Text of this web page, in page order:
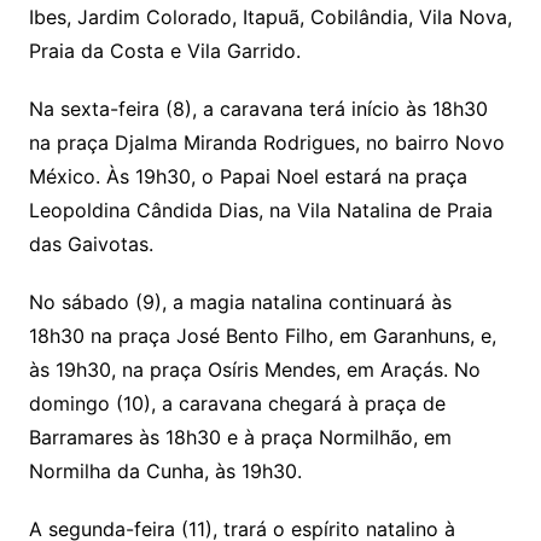
Ibes, Jardim Colorado, Itapuã, Cobilândia, Vila Nova,
Praia da Costa e Vila Garrido.
Na sexta-feira (8), a caravana terá início às 18h30
na praça Djalma Miranda Rodrigues, no bairro Novo
México. Às 19h30, o Papai Noel estará na praça
Leopoldina Cândida Dias, na Vila Natalina de Praia
das Gaivotas.
No sábado (9), a magia natalina continuará às
18h30 na praça José Bento Filho, em Garanhuns, e,
às 19h30, na praça Osíris Mendes, em Araçás. No
domingo (10), a caravana chegará à praça de
Barramares às 18h30 e à praça Normilhão, em
Normilha da Cunha, às 19h30.
A segunda-feira (11), trará o espírito natalino à